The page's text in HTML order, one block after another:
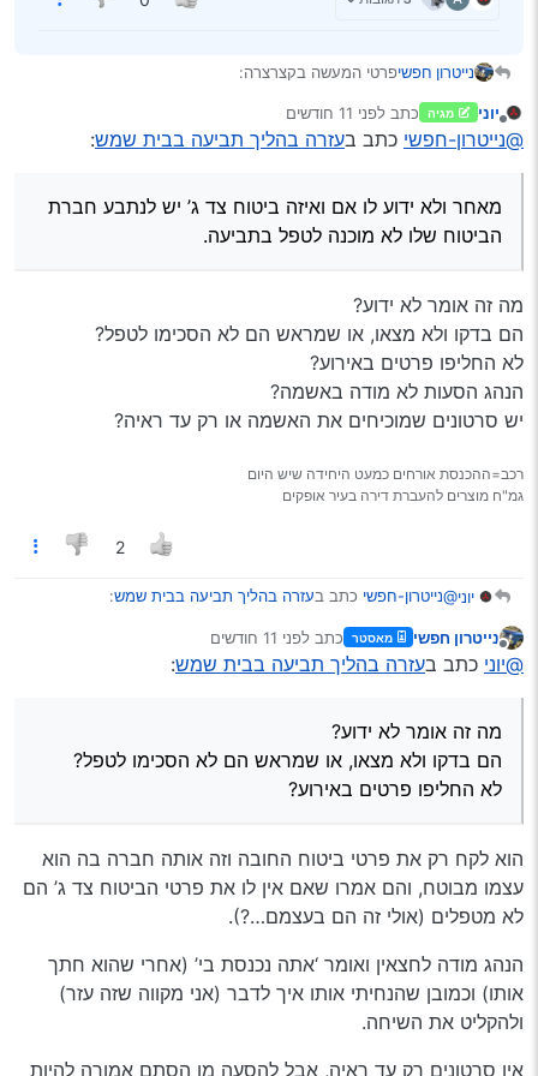
נייטרון חפשיפרטי המעשה בקצרצרה:
להגיש תביעה, מאחר ולא ידוע לו אם ואיזה ביטוח צד ג’ יש
לנתבע חברת הביטוח שלו לא מוכנה לטפל בתביעה.
תהיה בתשלום.
יש עד ראיה לאירוע.
היה מישהו כזה גם אני הייתי פונה אליו.
מנותק
יוני מגיה כתב לפני 11 חודשים
נערך לאחרונה על ידי
@נייטרון-חפשי כתב בעזרה בהליך תביעה בבית שמש:
מאחר ולא ידוע לו אם ואיזה ביטוח צד ג’ יש לנתבע חברת
הביטוח שלו לא מוכנה לטפל בתביעה.
מה זה אומר לא ידוע?
הם בדקו ולא מצאו, או שמראש הם לא הסכימו לטפל?
לא החליפו פרטים באירוע?
הנהג הסעות לא מודה באשמה?
יש סרטונים שמוכיחים את האשמה או רק עד ראיה?
רכב=ההכנסת אורחים כמעט היחידה שיש היום
גמ"ח מוצרים להעברת דירה בעיר אופקים
2
יוני@נייטרון-חפשי כתב בעזרה בהליך תביעה בבית שמש:
מאחר ולא ידוע לו אם ואיזה ביטוח צד ג’ יש לנתבע חברת
הם בדקו ולא מצאו, או שמראש הם לא הסכימו לטפל?
לא החליפו פרטים באירוע?
הנהג הסעות לא מודה באשמה?
יש סרטונים שמוכיחים את האשמה או רק עד ראיה?
מנותק
נייטרון חפשי מאסטר כתב לפני 11 חודשים
נערך לאחרונה על ידי
@יוני כתב בעזרה בהליך תביעה בבית שמש:
מה זה אומר לא ידוע?
הם בדקו ולא מצאו, או שמראש הם לא הסכימו לטפל?
לא החליפו פרטים באירוע?
הוא לקח רק את פרטי ביטוח החובה וזה אותה חברה בה הוא
עצמו מבוטח, והם אמרו שאם אין לו את פרטי הביטוח צד ג’ הם
לא מטפלים (אולי זה הם בעצמם…?).
הנהג מודה לחצאין ואומר ‘אתה נכנסת בי’ (אחרי שהוא חתך
אותו) וכמובן שהנחיתי אותו איך לדבר (אני מקווה שזה עזר)
ולהקליט את השיחה.
אין סרטונים רק עד ראיה, אבל להסעה מן הסתם אמורה להיות